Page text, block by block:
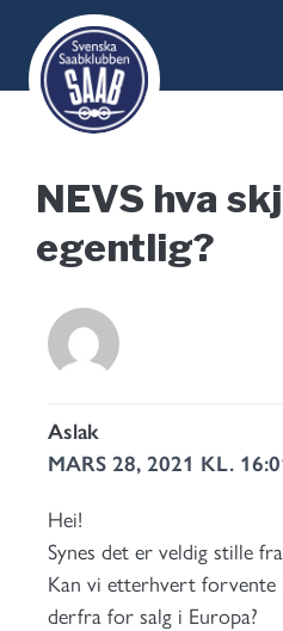
content
NEVS hva
egentlig?
Aslak
MARS 28, 2021 KL.
Hei!
Synes det er veldig stille
Kan vi etterhvert forvente
derfra for salg i Europa?